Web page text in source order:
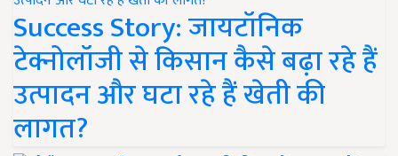
Success Story: जायटॉनिक
टेक्नोलॉजी से किसान कैसे बढ़ा रहे हैं
उत्पादन और घटा रहे हैं खेती की
लागत?